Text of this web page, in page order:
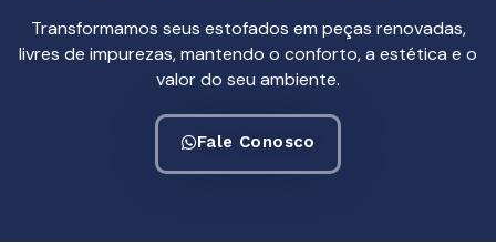
Transformamos seus estofados em peças renovadas,
livres de impurezas, mantendo o conforto, a estética e o
valor do seu ambiente.
Fale Conosco